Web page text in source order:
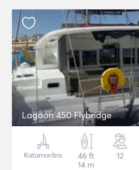
Lagoon 450 Flybridge
Katamarāns
46 ft
14 m
12